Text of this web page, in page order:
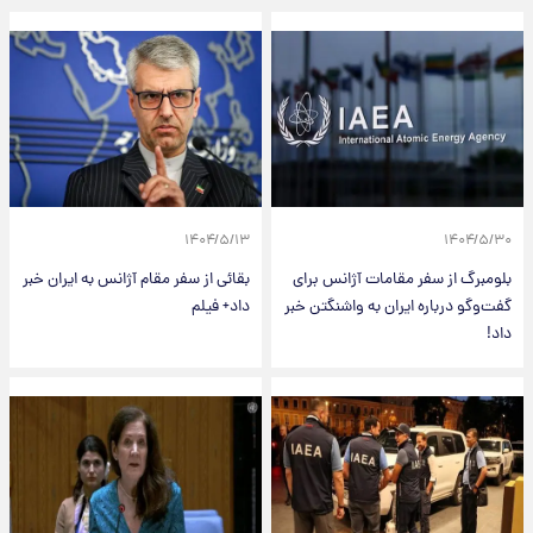
۱۴۰۴/۵/۳۰
بلومبرگ از سفر مقامات آژانس برای
گفت‌وگو درباره ایران به واشنگتن خبر
داد!
۱۴۰۴/۵/۱۳
بقائی از سفر مقام آژانس به ایران خبر
داد+ فیلم